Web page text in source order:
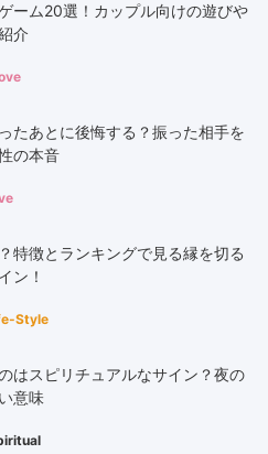
ーム20選！カップル向けの遊びや
介
たあとに後悔する？振った相手を
の本音
特徴とランキングで見る縁を切る
ン！
Style
はスピリチュアルなサイン？夜の
意味